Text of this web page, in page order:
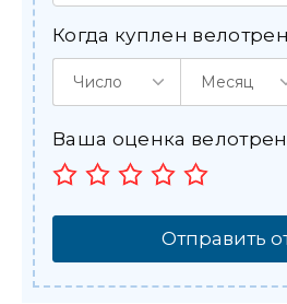
Ваша оценка
Когда куплен
Число Месяц
Отправить